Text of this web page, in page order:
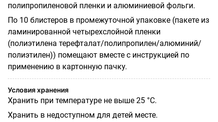
полипропиленовой пленки и алюминиевой фольги.
По 10 блистеров в промежуточной упаковке (пакете из
ламинированной четырехслойной пленки
(полиэтилена терефталат/полипропилен/алюминий/
полиэтилен)) помещают вместе с инструкцией по
применению в картонную пачку.
Условия хранения
Хранить при температуре не выше 25 °C.
Хранить в недоступном для детей месте.